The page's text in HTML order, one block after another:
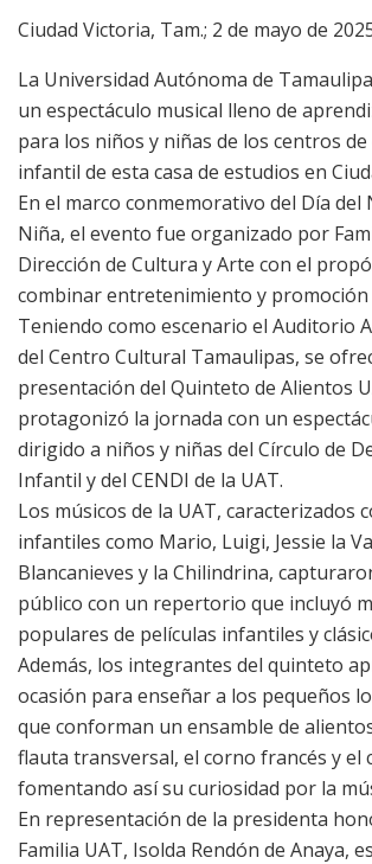
Ciudad Victoria, Tam.; 2 de mayo de
La Universidad Autónoma de
un espectáculo musical lleno de
para los niños y niñas de los centros
infantil de esta casa de estudios en
En el marco conmemorativo del Día del
Niña, el evento fue organizado por
Dirección de Cultura y Arte con el
combinar entretenimiento y promoción
Teniendo como escenario el Auditorio
del Centro Cultural Tamaulipas, se
presentación del Quinteto de Alientos
protagonizó la jornada con un
dirigido a niños y niñas del Círculo de
Infantil y del CENDI de la UAT.
Los músicos de la UAT, caracterizados
infantiles como Mario, Luigi, Jessie la
Blancanieves y la Chilindrina,
público con un repertorio que incluyó
populares de películas infantiles y
Además, los integrantes del quinteto
ocasión para enseñar a los pequeños
que conforman un ensamble de
flauta transversal, el corno francés y el
fomentando así su curiosidad por la
En representación de la presidenta
Familia UAT, Isolda Rendón de Anaya,